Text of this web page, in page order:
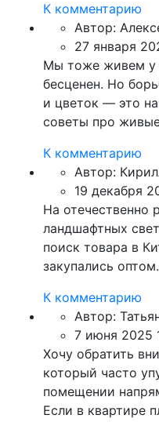
К комментарию
Автор:
27 января
Мы тоже живем у
бесценен. Но
и цветок — это
советы про
К комментарию
Автор:
19 декабря
На отечественно
ландшафтных
поиск товара в
закупались оптом.
К комментарию
Автор:
7 июня 2025
Хочу обратить
который часто
помещении
Если в квартире